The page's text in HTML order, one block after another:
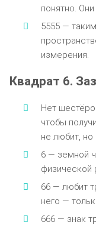
понятно.
5555 —
измерения.
Квадрат 6.
Нет
чтобы
не любит,
6 — земной
физической
66 — любит
него —
666 — знак